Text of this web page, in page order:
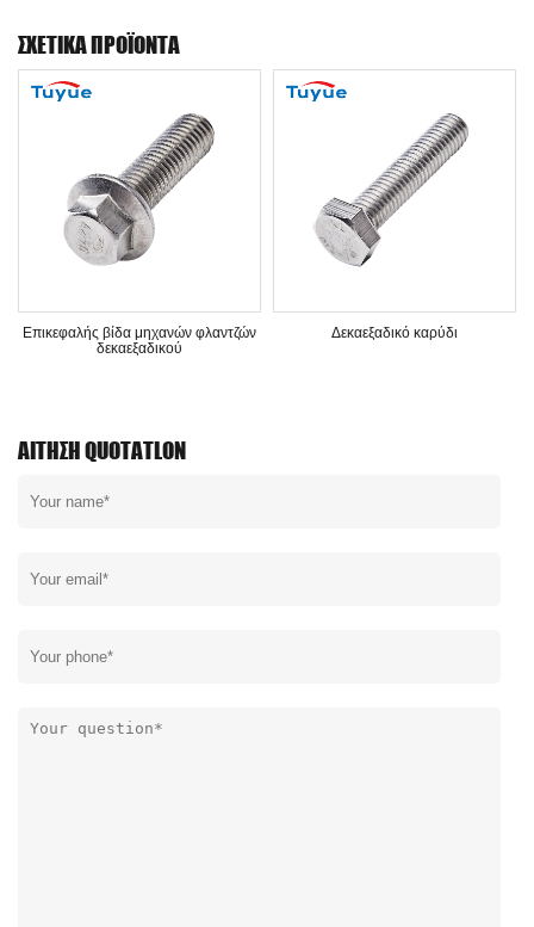
ΣΧΕΤΙΚΆ ΠΡΟΪΌΝΤΑ
Επικεφαλής βίδα μηχανών φλαντζών
δεκαεξαδικού
Δεκαεξαδικό καρύδι
ΑΊΤΗΣΗ QUOTATLON